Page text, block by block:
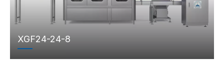
XGF24-24-8